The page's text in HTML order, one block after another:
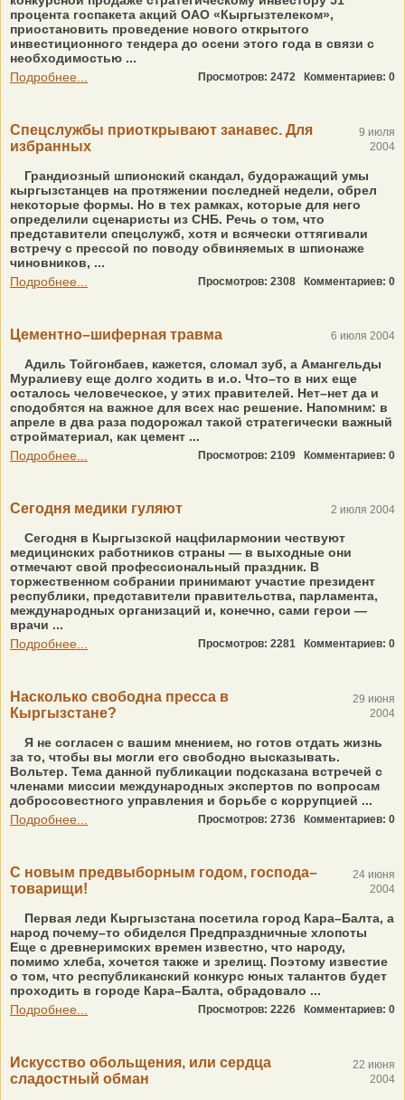
процента госпакета акций ОАО «Кыргызтелеком»,
приостановить проведение нового открытого
инвестиционного тендера до осени этого года в связи с
необходимостью ...
Подробнее...
Просмотров: 2472 Комментариев: 0
Спецслужбы приоткрывают занавес. Для
избранных
9 июля
2004
Грандиозный шпионский скандал, будоражащий умы
кыргызстанцев на протяжении последней недели, обрел
некоторые формы. Но в тех рамках, которые для него
определили сценаристы из СНБ. Речь о том, что
представители спецслужб, хотя и всячески оттягивали
встречу с прессой по поводу обвиняемых в шпионаже
чиновников, ...
Подробнее...
Просмотров: 2308 Комментариев: 0
Цементно–шиферная травма 6 июля 2004
Адиль Тойгонбаев, кажется, сломал зуб, а Амангельды
Муралиеву еще долго ходить в и.о. Что–то в них еще
осталось человеческое, у этих правителей. Нет–нет да и
сподобятся на важное для всех нас решение. Напомним: в
апреле в два раза подорожал такой стратегически важный
стройматериал, как цемент ...
Подробнее...
Просмотров: 2109 Комментариев: 0
Сегодня медики гуляют 2 июля 2004
Сегодня в Кыргызской нацфилармонии чествуют
медицинских работников страны — в выходные они
отмечают свой профессиональный праздник. В
торжественном собрании принимают участие президент
республики, представители правительства, парламента,
международных организаций и, конечно, сами герои —
врачи ...
Подробнее...
Просмотров: 2281 Комментариев: 0
Насколько свободна пресса в
Кыргызстане?
29 июня
2004
Я не согласен с вашим мнением, но готов отдать жизнь
за то, чтобы вы могли его свободно высказывать.
Вольтер. Тема данной публикации подсказана встречей с
членами миссии международных экспертов по вопросам
добросовестного управления и борьбе с коррупцией ...
Подробнее...
Просмотров: 2736 Комментариев: 0
С новым предвыборным годом, господа–
товарищи!
24 июня
2004
Первая леди Кыргызстана посетила город Кара–Балта, а
народ почему–то обиделся Предпраздничные хлопоты
Еще с древнеримских времен известно, что народу,
помимо хлеба, хочется также и зрелищ. Поэтому известие
о том, что республиканский конкурс юных талантов будет
проходить в городе Кара–Балта, обрадовало ...
Подробнее...
Просмотров: 2226 Комментариев: 0
Искусство обольщения, или сердца
сладостный обман
22 июня
2004